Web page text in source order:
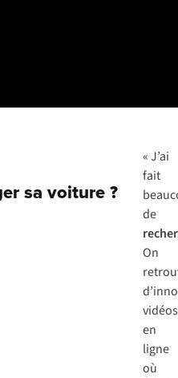
sa voiture ?
« J’ai
fait
de
On
vidéos
en
ligne
où